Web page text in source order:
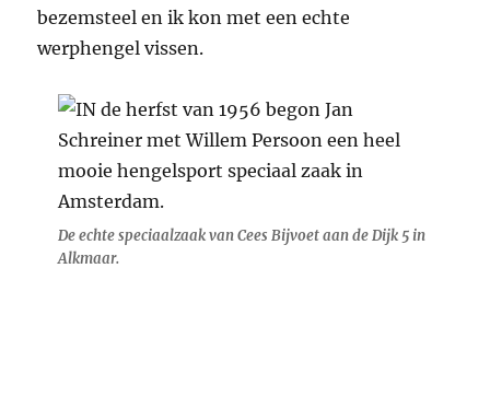
bezemsteel en ik kon met een echte
werphengel vissen.
De echte speciaalzaak van Cees Bijvoet aan de Dijk 5 in
Alkmaar.